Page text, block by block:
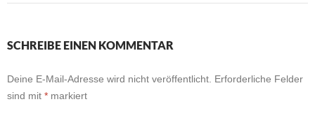
SCHREIBE EINEN KOMMENTAR
Deine E-Mail-Adresse wird nicht veröffentlicht. Erforderliche Felder
sind mit * markiert